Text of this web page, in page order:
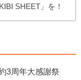
SHEET」を！
3周年大感謝祭